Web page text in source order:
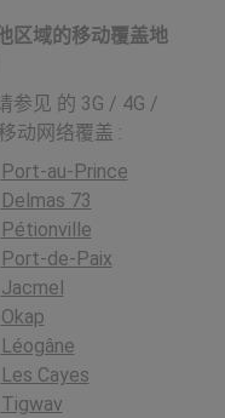
区域的移动覆盖地
参见 的 3G / 4G /
动网络覆盖 :
Port-au-Prince
Delmas 73
Pétionville
Port-de-Paix
Jacmel
Okap
Léogâne
Les Cayes
Tigwav